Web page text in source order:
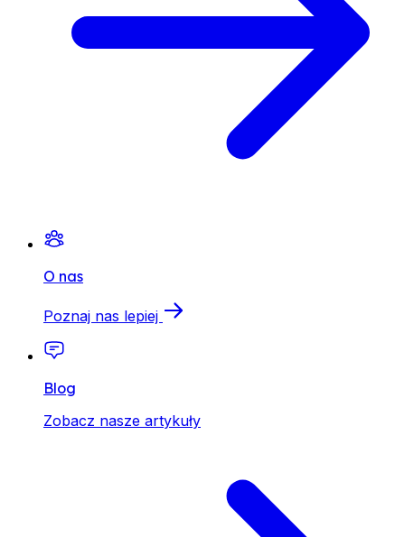
O nas
Poznaj nas lepiej
Blog
Zobacz nasze artykuły